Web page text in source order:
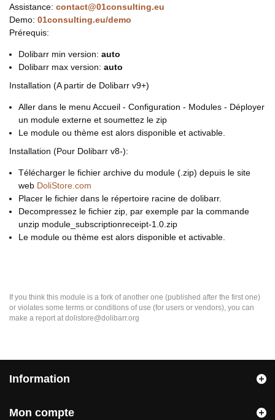
Assistance: contact@01consulting.eu
Demo: 01consulting.eu/demo
Prérequis:
Dolibarr min version: auto
Dolibarr max version: auto
Installation (A partir de Dolibarr v9+)
Aller dans le menu Accueil - Configuration - Modules - Déployer
un module externe et soumettez le zip
Le module ou thème est alors disponible et activable.
Installation (Pour Dolibarr v8-):
Télécharger le fichier archive du module (.zip) depuis le site
web DoliStore.com
Placer le fichier dans le répertoire racine de dolibarr.
Decompressez le fichier zip, par exemple par la commande
unzip module_subscriptionreceipt-1.0.zip
Le module ou thème est alors disponible et activable.
If you think this module is a fork of another one (published after the first one)
or violates some terms or conditions of use (for users or vendors), you can
make a report at dolistore@dolibarr.org
Information
Mon compte